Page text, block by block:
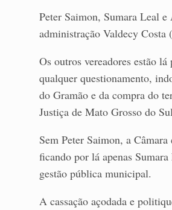
Peter Saimon, Sumara Leal
administração Valdecy Costa
Os outros vereadores estão
qualquer questionamento,
do Gramão e da compra do
Justiça de Mato Grosso do
Sem Peter Saimon, a
ficando por lá apenas
gestão pública municipal.
A cassação açodada e